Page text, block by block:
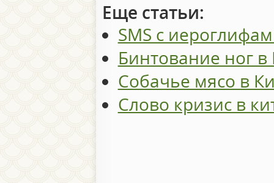
Еще статьи:
SMS с
Бинтование ног в
Собачье мясо в
Слово кризис в